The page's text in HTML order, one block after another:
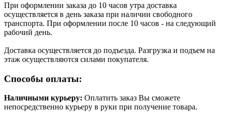
При оформлении заказа до 10 часов утра доставка
осуществляется в день заказа при наличии свободного
транспорта. При оформлении после 10 часов - на следующий
рабочий день.
Доставка осуществляется до подъезда. Разгрузка и подъем на
этаж осуществляются силами покупателя.
Способы оплаты:
Наличными курьеру: Оплатить заказ Вы сможете
непосредственно курьеру в руки при получение товара.